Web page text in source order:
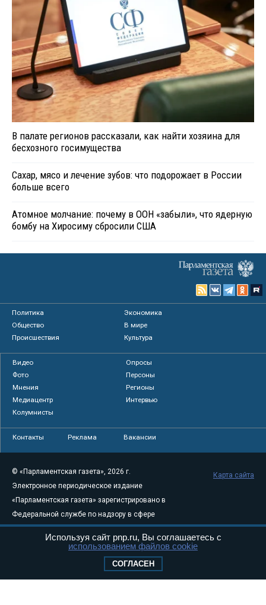
В палате регионов рассказали, как найти хозяина для
бесхозного госимущества
Сахар, мясо и лечение зубов: что подорожает в России
больше всего
Атомное молчание: почему в ООН «забыли», что ядерную
бомбу на Хиросиму сбросили США
Политика
Экономика
Общество
В мире
Происшествия
Культура
Видео
Опросы
Фото
Персоны
Мнения
Регионы
Медиацентр
Интервью
Колумнисты
Контакты Реклама Вакансии
© «Парламентская газета», 2026 г.
Электронное периодическое издание
«Парламентская газета» зарегистрировано в
Федеральной службе по надзору в сфере
связи, информационных технологий и
массовых коммуникаций (Роскомнадзор) 05
Свидетельство о регистрации Эл № ФС77-
Карта сайта
Используя сайт pnp.ru, Вы соглашаетесь с
использованием файлов cookie
СОГЛАСЕН